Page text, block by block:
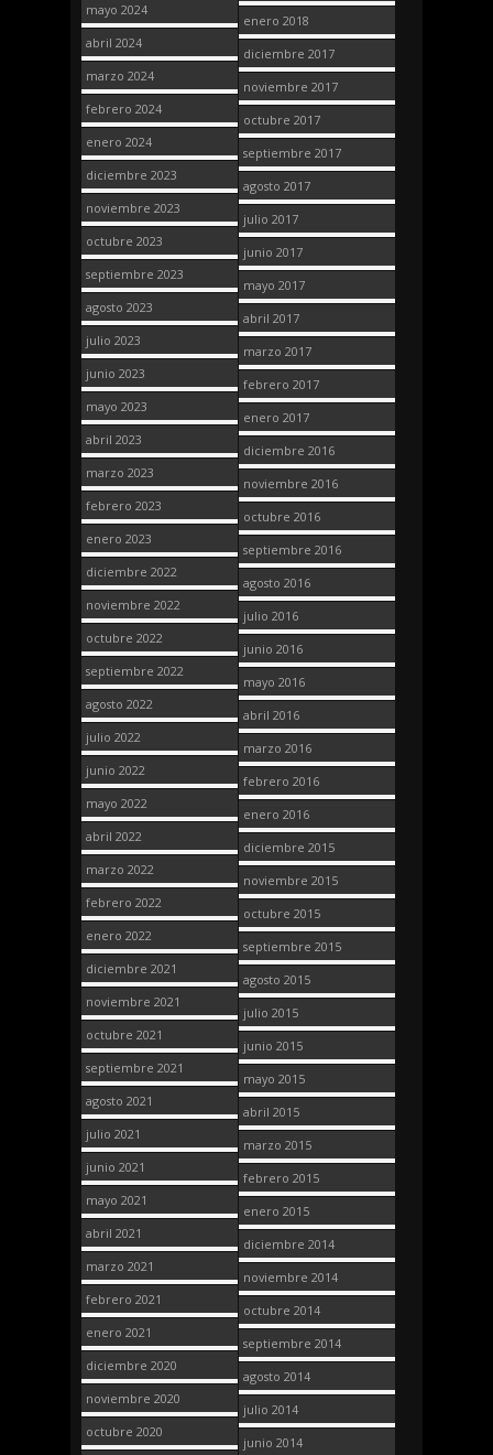
mayo 2024
abril 2024
marzo 2024
febrero 2024
enero 2024
diciembre 2023
noviembre 2023
octubre 2023
septiembre 2023
agosto 2023
julio 2023
junio 2023
mayo 2023
abril 2023
marzo 2023
febrero 2023
enero 2023
diciembre 2022
noviembre 2022
octubre 2022
septiembre 2022
agosto 2022
julio 2022
junio 2022
mayo 2022
abril 2022
marzo 2022
febrero 2022
enero 2022
diciembre 2021
noviembre 2021
octubre 2021
septiembre 2021
agosto 2021
julio 2021
junio 2021
mayo 2021
abril 2021
marzo 2021
febrero 2021
enero 2021
diciembre 2020
noviembre 2020
octubre 2020
enero 2018
diciembre 2017
noviembre 2017
octubre 2017
septiembre 2017
agosto 2017
julio 2017
junio 2017
mayo 2017
abril 2017
marzo 2017
febrero 2017
enero 2017
diciembre 2016
noviembre 2016
octubre 2016
septiembre 2016
agosto 2016
julio 2016
junio 2016
mayo 2016
abril 2016
marzo 2016
febrero 2016
enero 2016
diciembre 2015
noviembre 2015
octubre 2015
septiembre 2015
agosto 2015
julio 2015
junio 2015
mayo 2015
abril 2015
marzo 2015
febrero 2015
enero 2015
diciembre 2014
noviembre 2014
octubre 2014
septiembre 2014
agosto 2014
julio 2014
junio 2014